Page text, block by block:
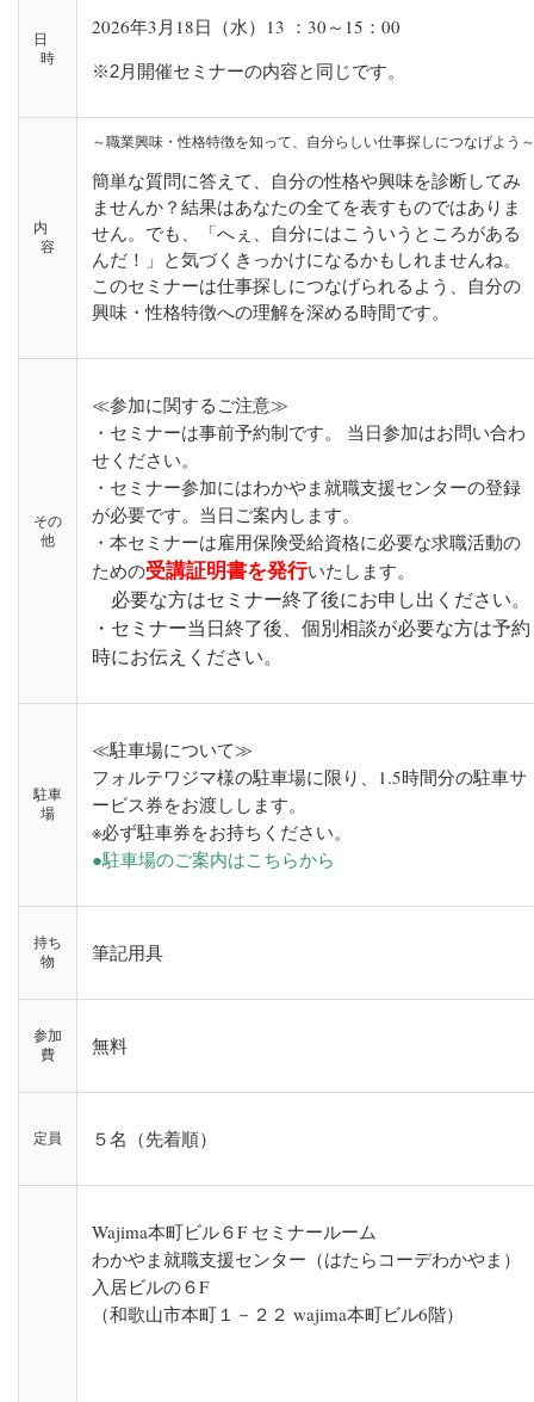
日
時
2026年3月18日（水）13 ：30～15：00
※2月開催セミナーの内容と同じです。
内
容
簡単な質問に答えて、自分の性格や興味を診断してみ
ませんか？結果はあなたの全てを表すものではありま
せん。でも、「へぇ、自分にはこういうところがある
んだ！」と気づくきっかけになるかもしれませんね。
このセミナーは仕事探しにつなげられるよう、自分の
興味・性格特徴への理解を深める時間です。
その
他
≪参加に関するご注意≫
・セミナーは事前予約制です。 当日参加はお問い合わ
せください。
・セミナー参加にはわかやま就職支援センターの登録
が必要です。当日ご案内します。
・本セミナーは雇用保険受給資格に必要な求職活動の
ための受講証明書を発行いたします。
必要な方はセミナー終了後にお申し出ください。
・セミナー当日終了後、個別相談が必要な方は予約
時にお伝えください。
駐車
場
≪駐車場について≫
フォルテワジマ様の駐車場に限り、1.5時間分の駐車サ
ービス券をお渡しします。
※必ず駐車券をお持ちください。
●駐車場のご案内はこちらから
持ち
物
筆記用具
参加
費
無料
定員 ５名（先着順）
Wajima本町ビル６F セミナールーム
わかやま就職支援センター（はたらコーデわかやま）
入居ビルの６F
（和歌山市本町１－２２ wajima本町ビル6階）